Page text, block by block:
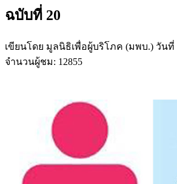
ฉบับที่ 20
เขียนโดย มูลนิธิเพื่อผู้บริโภค (มพบ.) วันที่
จำนวนผู้ชม: 12855